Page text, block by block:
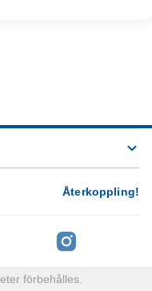
Återkoppling!
förbehålles.